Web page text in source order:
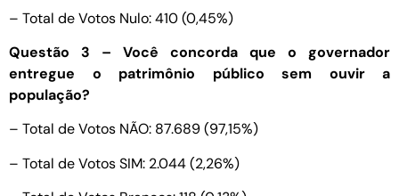
– Total de Votos Nulo: 410 (0,45%)
Questão 3 – Você concorda que o governador
entregue o patrimônio público sem ouvir a
população?
– Total de Votos NÃO: 87.689 (97,15%)
– Total de Votos SIM: 2.044 (2,26%)